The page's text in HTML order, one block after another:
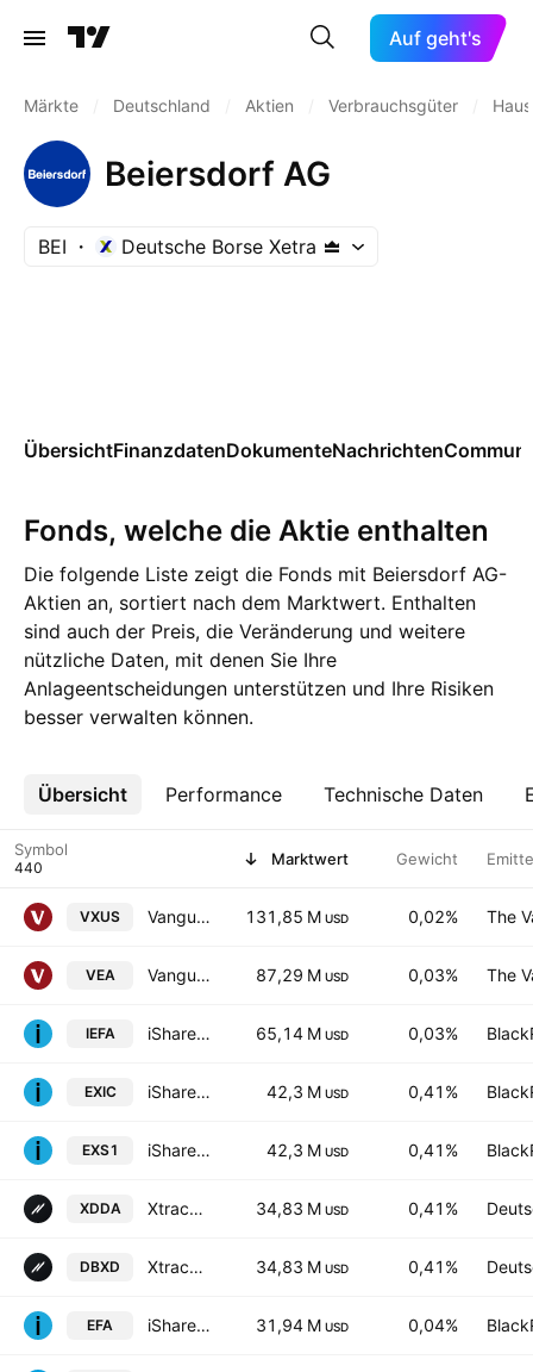
Auf geht's
Märkte Deutschland Aktien Verbrauchsgüter
Beiersdorf AG
BEI Deutsche Borse Xetra
ÜbersichtFinanzdatenDokumenteNachrichten
Fonds, welche die Aktie enthalten
Die folgende Liste zeigt die Fonds mit Beiersdorf AG-
Aktien an, sortiert nach dem Marktwert. Enthalten
sind auch der Preis, die Veränderung und weitere
nützliche Daten, mit denen Sie Ihre
Anlageentscheidungen unterstützen und Ihre Risiken
besser verwalten können.
Übersicht Performance Technische Daten
Mehr
Symbol Marktwert Gewicht
VXUS Vanguard Total International Stock ETF 131,85 M USD 0,02% The
VEA Vanguard FTSE Developed Markets ETF 87,29 M USD 0,03% The
IEFA iShares Core MSCI EAFE ETF 65,14 M USD 0,03%
EXIC iShares Core DAX (R) UCITS ETF (DE) Units -EUR- 42,3 M USD 0,41%
EXS1 iShares Core DAX UCITS ETF (DE) 42,3 M USD 0,41%
XDDA Xtrackers DAX UCITS ETF 1D Distribution 34,83 M USD 0,41%
DBXD Xtrackers DAX UCITS ETF 34,83 M USD 0,41%
EFA iShares MSCI EAFE ETF 31,94 M USD 0,04%